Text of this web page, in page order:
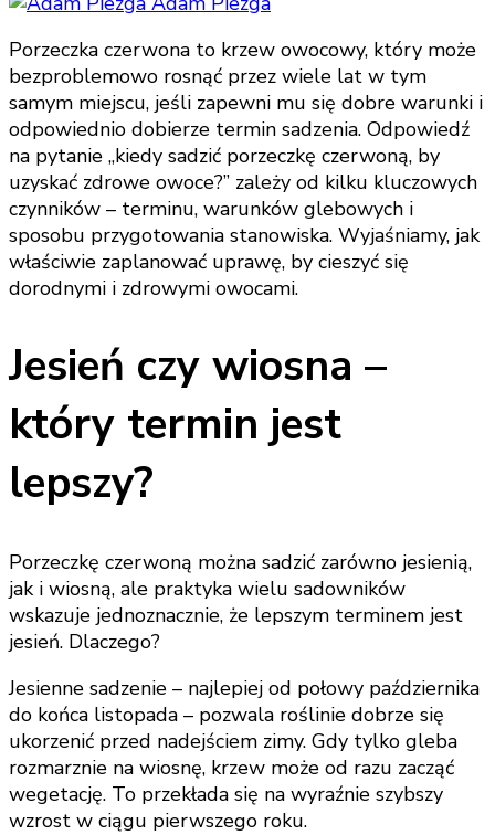
Porzeczka czerwona to krzew owocowy, który może
bezproblemowo rosnąć przez wiele lat w tym
samym miejscu, jeśli zapewni mu się dobre warunki i
odpowiednio dobierze termin sadzenia. Odpowiedź
na pytanie „kiedy sadzić porzeczkę czerwoną, by
uzyskać zdrowe owoce?” zależy od kilku kluczowych
czynników – terminu, warunków glebowych i
sposobu przygotowania stanowiska. Wyjaśniamy, jak
właściwie zaplanować uprawę, by cieszyć się
dorodnymi i zdrowymi owocami.
Jesień czy wiosna –
który termin jest
lepszy?
Porzeczkę czerwoną można sadzić zarówno jesienią,
jak i wiosną, ale praktyka wielu sadowników
wskazuje jednoznacznie, że lepszym terminem jest
jesień. Dlaczego?
Jesienne sadzenie – najlepiej od połowy października
do końca listopada – pozwala roślinie dobrze się
ukorzenić przed nadejściem zimy. Gdy tylko gleba
rozmarznie na wiosnę, krzew może od razu zacząć
wegetację. To przekłada się na wyraźnie szybszy
wzrost w ciągu pierwszego roku.